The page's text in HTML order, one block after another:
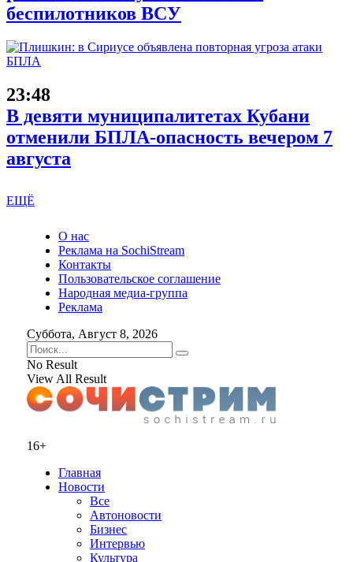
беспилотников ВСУ
23:48
В девяти муниципалитетах Кубани
отменили БПЛА-опасность вечером 7
августа
ЕЩЁ
О нас
Реклама на SochiStream
Контакты
Пользовательское соглашение
Народная медиа-группа
Реклама
Суббота, Август 8, 2026
No Result
View All Result
16+
Главная
Новости
Все
Автоновости
Бизнес
Интервью
Культура